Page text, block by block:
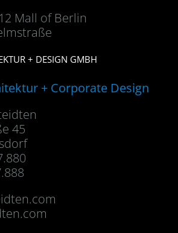
Mall of Berlin
+ DESIGN GMBH
+ Corporate Design
45